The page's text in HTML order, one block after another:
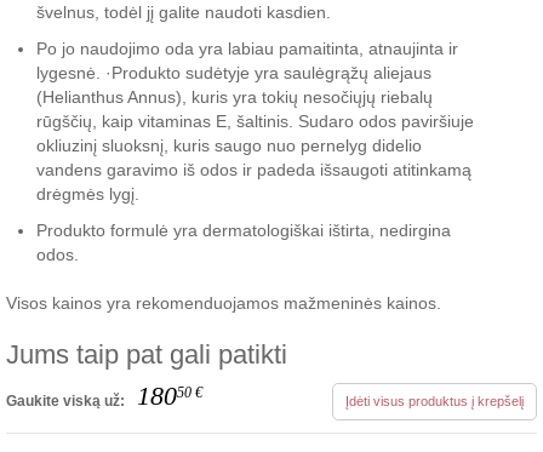
švelnus, todėl jį galite naudoti kasdien.
Po jo naudojimo oda yra labiau pamaitinta, atnaujinta ir
lygesnė. ·Produkto sudėtyje yra saulėgrąžų aliejaus
(Helianthus Annus), kuris yra tokių nesočiųjų riebalų
rūgščių, kaip vitaminas E, šaltinis. Sudaro odos paviršiuje
okliuzinį sluoksnį, kuris saugo nuo pernelyg didelio
vandens garavimo iš odos ir padeda išsaugoti atitinkamą
drėgmės lygį.
Produkto formulė yra dermatologiškai ištirta, nedirgina
odos.
Visos kainos yra rekomenduojamos mažmeninės kainos.
Jums taip pat gali patikti
Gaukite viską už: 18050 € Įdėti visus produktus į krepšelį